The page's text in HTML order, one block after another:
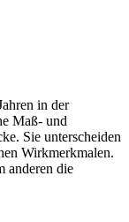
in der
Maß- und
Sie unterscheiden
Wirkmerkmalen.
anderen die